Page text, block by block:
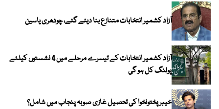
آزاد کشمیر انتخابات متنازع بنا دیئے گئے، چودھری یاسین
آزاد کشمیر انتخابات کے تیسرے مرحلے میں 4 نشستوں کیلئے
پولنگ کل ہو گی
خیبر پختونخوا کی تحصیل غازی صوبہ پنجاب میں شامل؟